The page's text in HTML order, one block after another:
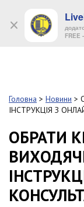
Головна > Новини >
ІНСТРУКЦІЯ З
ОБРАТИ
FREE